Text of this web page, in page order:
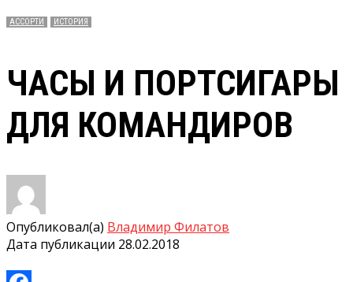
АССОРТИ ИСТОРИЯ
ЧАСЫ И ПОРТСИГАРЫ
ДЛЯ КОМАНДИРОВ
Опубликовал(а) Владимир Филатов
Дата публикации 28.02.2018